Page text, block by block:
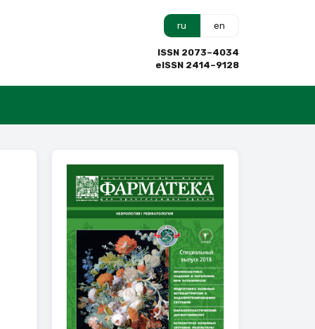
ru en
ISSN 2073–4034
eISSN 2414–9128